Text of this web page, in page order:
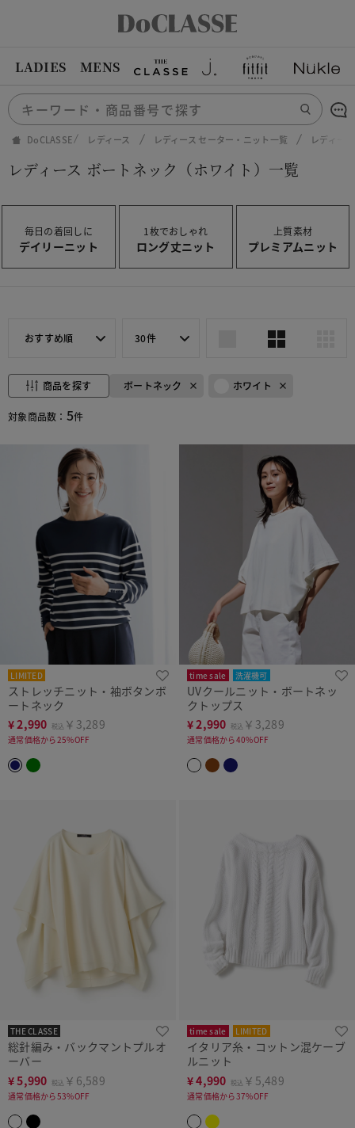
LADIES MENS
DoCLASSE レディース レディース セーター・ニット一覧 レディー
レディース ボートネック（ホワイト）一覧
毎日の着回しに
デイリーニット
1枚でおしゃれ
ロング丈ニット
上質素材
プレミアムニット
おすすめ順 30件
商品を探す ボートネック ホワイト
対象商品数： 5件
LIMITED
ストレッチニット・袖ボタンボ
ートネック
¥2,990 税込 ￥3,289
通常価格から25%OFF
time sale 洗濯機可
UVクールニット・ボートネッ
クトップス
¥2,990 税込 ￥3,289
通常価格から40%OFF
THE CLASSE
総針編み・バックマントプルオ
ーバー
¥5,990 税込 ￥6,589
通常価格から53%OFF
time sale LIMITED
イタリア糸・コットン混ケーブ
ルニット
¥4,990 税込 ￥5,489
通常価格から37%OFF